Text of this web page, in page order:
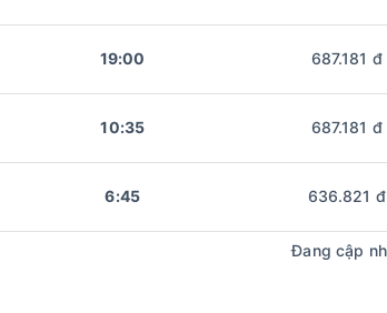
19:00 687.181 đ
10:35 687.181 đ
6:45 636.821 đ
Đang cập